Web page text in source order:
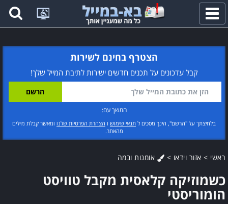
פתח
תפריט
הצטרף בחינם לשירות
קבל עדכונים על תכנים חדשים ישירות לתיבת המייל שלך!
המשך עם:
בלחיצתך על "הרשם", הינך מסכים ל תנאי שימוש ו הצהרת הפרטיות שלנו ומאשר קבלת מיילים
מהאתר.
ראשי > אזור וידאו > אומנות ובמה
כשמוזיקה קלאסית מקבל טוויסט
הומוריסטי